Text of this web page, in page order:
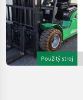
Použitý stroj